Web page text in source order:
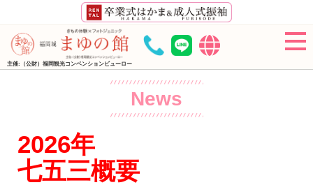
主催:（公財）福岡観光コンベンションビューロー
News
2026年
七五三概要